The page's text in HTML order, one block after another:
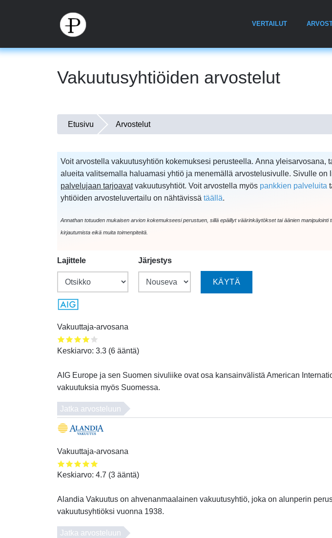
VERTAILUT
Vakuutusyhtiöiden arvostelut
Olet
Etusivu Arvostelut
Voit arvostella vakuutusyhtiön kokemuksesi perusteella. Anna yleisarvosana,
alueita valitsemalla haluamasi yhtiö ja menemällä arvostelusivulle. Sivulle on
palvelujaan tarjoavatvakuutusyhtiöt. Voit arvostella myös pankkien palveluita
yhtiöiden arvosteluvertailu on nähtävissä täällä.
Annathan totuuden mukaisen arvion kokemukseesi perustuen, sillä epäillyt väärinkäytökset tai äänien manipulointi
kirjautumista eikä muita toimenpiteitä.
Lajittele Järjestys
Vakuuttaja-arvosana
Keskiarvo: 3.3 (6 ääntä)
AIG Europe ja sen Suomen sivuliike ovat osa kansainvälistä American
vakuutuksia myös Suomessa.
Jatka arvosteluun
Vakuuttaja-arvosana
Keskiarvo: 4.7 (3 ääntä)
Alandia Vakuutus on ahvenanmaalainen vakuutusyhtiö, joka on alunperin
vakuutusyhtiöksi vuonna 1938.
Jatka arvosteluun